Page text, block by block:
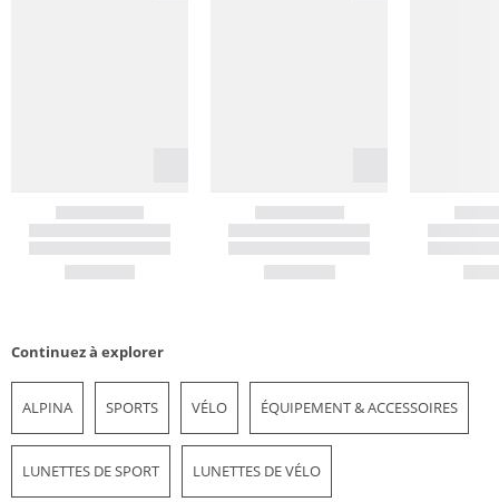
Continuez à explorer
ALPINA SPORTS VÉLO ÉQUIPEMENT & ACCESSOIRES
LUNETTES DE SPORT LUNETTES DE VÉLO